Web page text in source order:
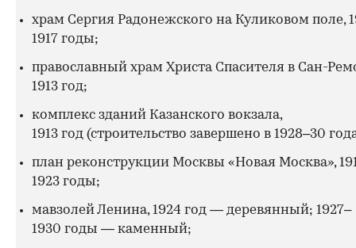
храм Сергия Радонежского на Куликовом поле,
1917 годы;
православный храм Христа Спасителя в Сан-
1913 год;
комплекс зданий Казанского вокзала,
1913 год (строительство завершено в 1928–30
план реконструкции Москвы «Новая Москва»,
1923 годы;
мавзолей Ленина, 1924 год — деревянный; 1927–
1930 годы — каменный;